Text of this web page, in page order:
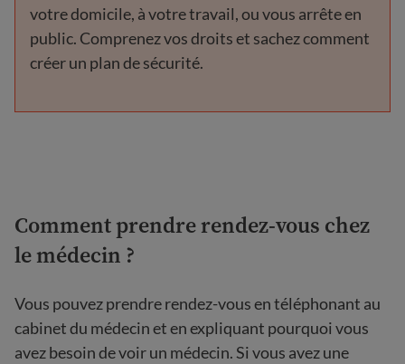
votre domicile, à votre travail, ou vous arrête en
public. Comprenez vos droits et sachez comment
créer un plan de sécurité.
Comment prendre rendez-vous chez
le médecin ?
Vous pouvez prendre rendez-vous en téléphonant au
cabinet du médecin et en expliquant pourquoi vous
avez besoin de voir un médecin. Si vous avez une